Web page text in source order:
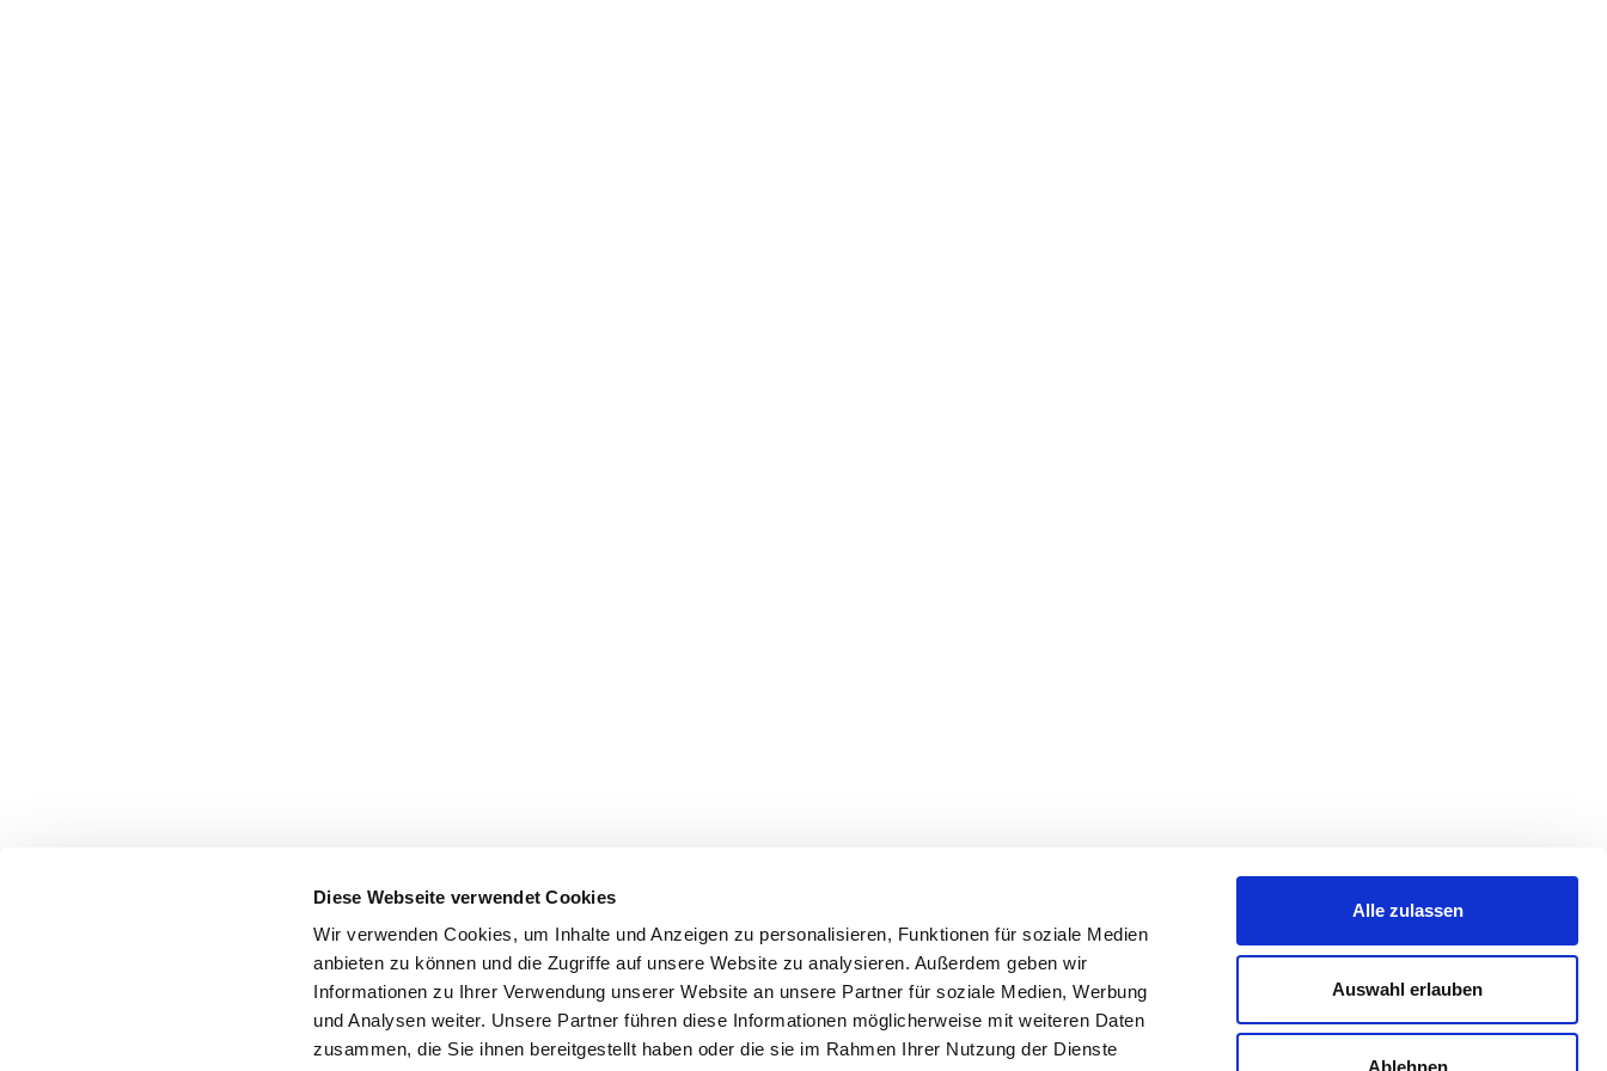
Diese Webseite verwendet Cookies
Wir verwenden Cookies, um Inhalte und Anzeigen zu personalisieren, Funktionen für soziale Medien
anbieten zu können und die Zugriffe auf unsere Website zu analysieren. Außerdem geben wir
Informationen zu Ihrer Verwendung unserer Website an unsere Partner für soziale Medien, Werbung
und Analysen weiter. Unsere Partner führen diese Informationen möglicherweise mit weiteren Daten
zusammen, die Sie ihnen bereitgestellt haben oder die sie im Rahmen Ihrer Nutzung der Dienste
Alle zulassen
Auswahl erlauben
Ablehnen